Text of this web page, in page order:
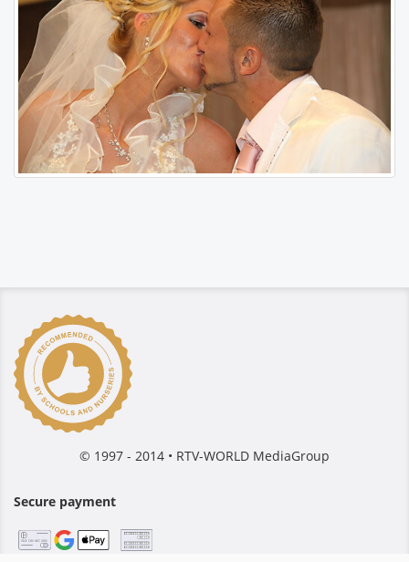
© 1997 - 2014 • RTV-WORLD MediaGroup
Secure payment